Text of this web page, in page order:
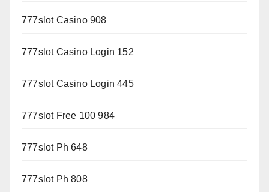
777slot Casino 908
777slot Casino Login 152
777slot Casino Login 445
777slot Free 100 984
777slot Ph 648
777slot Ph 808